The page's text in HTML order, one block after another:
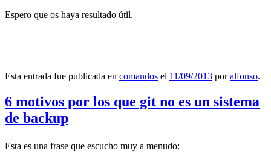
Espero que os haya resultado útil.
Esta entrada fue publicada en comandos el 11/09/2013 poralfonso.
6 motivos por los que git no es un sistema
de backup
Esta es una frase que escucho muy a menudo: